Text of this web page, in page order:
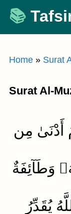
Skip
content
Home » Surat
Surat Al-
أَدْنَىٰ مِن
وَطَآئِفَةٌ
يُقَدِّرُ